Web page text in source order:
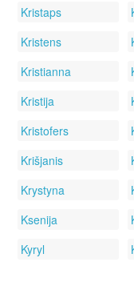
Kristaps
Kristens
Kristianna
Kristija
Kristofers
Krišjanis
Krystyna
Ksenija
Kyryl